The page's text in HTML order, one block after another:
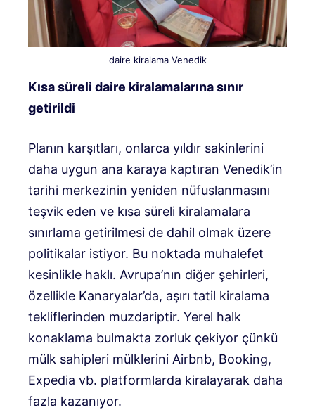
daire kiralama Venedik
Kısa süreli daire kiralamalarına sınır
getirildi
Planın karşıtları, onlarca yıldır sakinlerini
daha uygun ana karaya kaptıran Venedik’in
tarihi merkezinin yeniden nüfuslanmasını
teşvik eden ve kısa süreli kiralamalara
sınırlama getirilmesi de dahil olmak üzere
politikalar istiyor. Bu noktada muhalefet
kesinlikle haklı. Avrupa’nın diğer şehirleri,
özellikle Kanaryalar’da, aşırı tatil kiralama
tekliflerinden muzdariptir. Yerel halk
konaklama bulmakta zorluk çekiyor çünkü
mülk sahipleri mülklerini Airbnb, Booking,
Expedia vb. platformlarda kiralayarak daha
fazla kazanıyor.